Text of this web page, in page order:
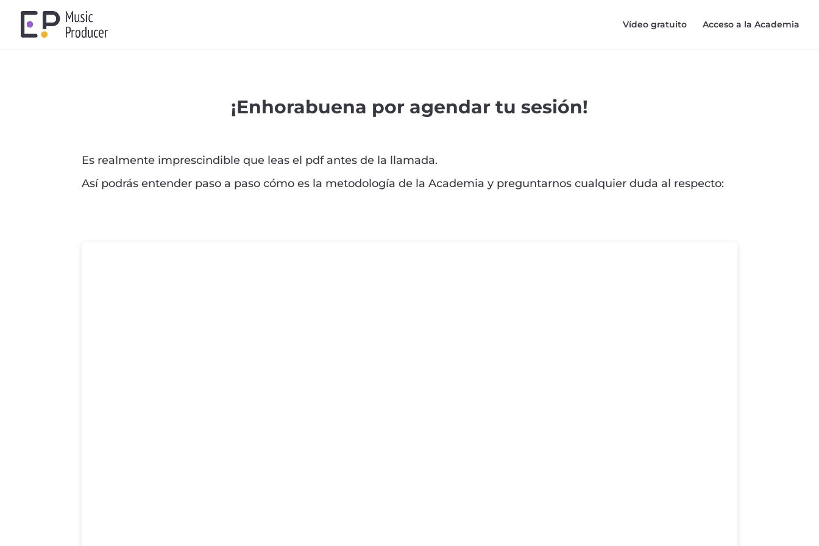
Vídeo gratuito Acceso a la Academia
¡Enhorabuena por agendar tu sesión!
Es realmente imprescindible que leas el pdf antes de la llamada.
Así podrás entender paso a paso cómo es la metodología de la Academia y preguntarnos cualquier duda al respecto: